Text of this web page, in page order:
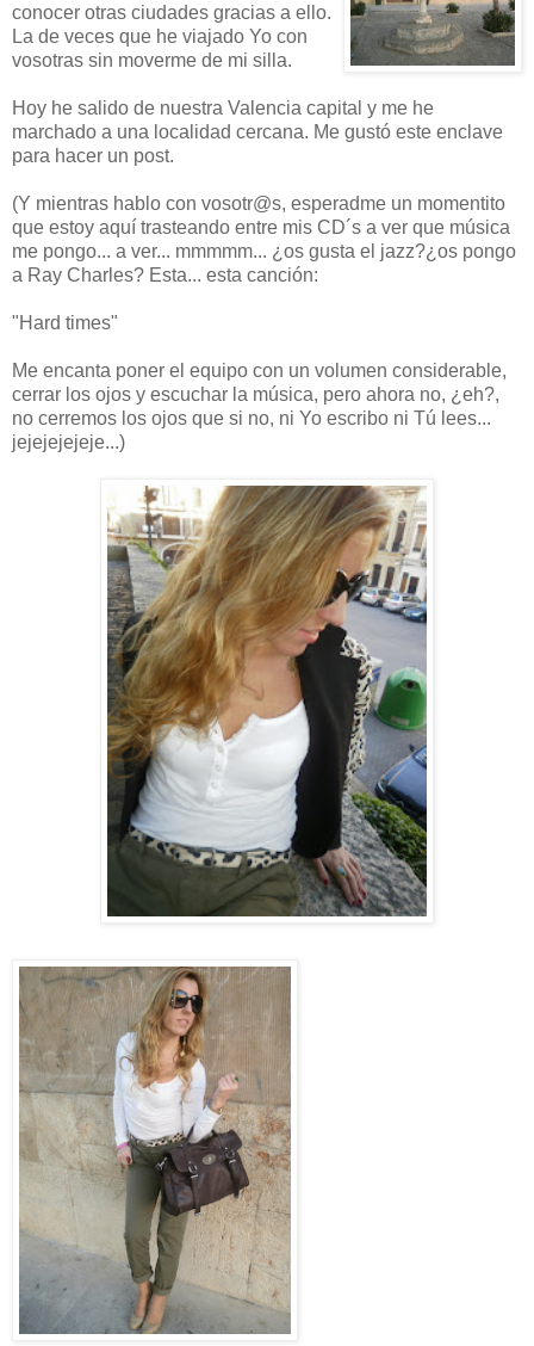
conocer otras ciudades gracias a ello.
La de veces que he viajado Yo con
vosotras sin moverme de mi silla.
Hoy he salido de nuestra Valencia capital y me he
marchado a una localidad cercana. Me gustó este enclave
para hacer un post.
(Y mientras hablo con vosotr@s, esperadme un momentito
que estoy aquí trasteando entre mis CD´s a ver que música
me pongo... a ver... mmmmm... ¿os gusta el jazz?¿os pongo
a Ray Charles? Esta... esta canción:
"Hard times"
Me encanta poner el equipo con un volumen considerable,
cerrar los ojos y escuchar la música, pero ahora no, ¿eh?,
no cerremos los ojos que si no, ni Yo escribo ni Tú lees...
jejejejejeje...)